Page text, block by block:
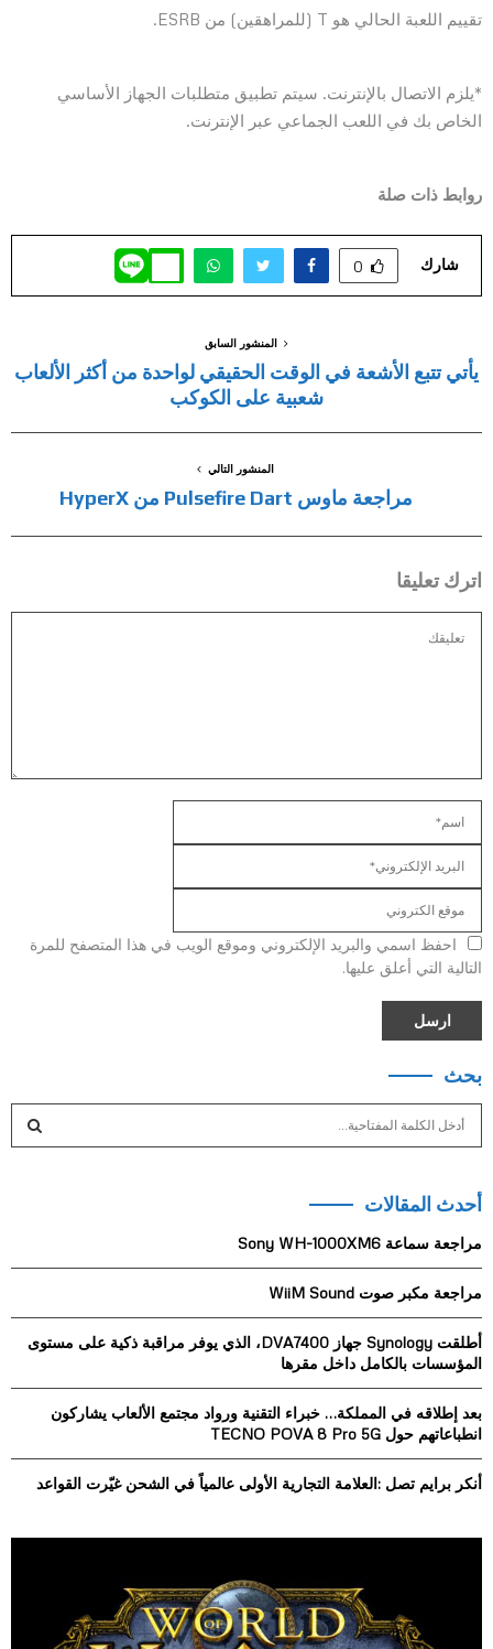
تقييم اللعبة الحالي هو T (للمراهقين) من ESRB.
*يلزم الاتصال بالإنترنت. سيتم تطبيق متطلبات الجهاز الأساسي
الخاص بك في اللعب الجماعي عبر الإنترنت.
روابط ذات صلة
شارك 0
المنشور السابق
يأتي تتبع الأشعة في الوقت الحقيقي لواحدة من أكثر الألعاب
شعبية على الكوكب
المنشور التالي
مراجعة ماوس Pulsefire Dart من HyperX
اترك تعليقا
احفظ اسمي والبريد الإلكتروني وموقع الويب في هذا المتصفح للمرة
التالية التي أعلق عليها.
بحث
c
f
r
:
C
H
أحدث المقالات
مراجعة سماعة Sony WH-1000XM6
مراجعة مكبر صوت WiiM Sound
أطلقت Synology جهاز DVA7400، الذي يوفر مراقبة ذكية على مستوى
المؤسسات بالكامل داخل مقرها
بعد إطلاقه في المملكة… خبراء التقنية ورواد مجتمع الألعاب يشاركون
انطباعاتهم حول TECNO POVA 8 Pro 5G
أنكر برايم تصل :العلامة التجارية الأولى عالمياً في الشحن غيّرت القواعد